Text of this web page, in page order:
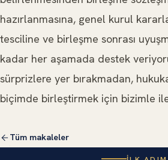
hazırlanmasına, genel kurul
tesciline ve birleşme sonrası
kadar her aşamada destek
sürprizlere yer bırakmadan,
biçimde birleştirmek için bizimle
Tüm makaleler